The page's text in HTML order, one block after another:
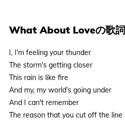
What About Loveの歌詞
I, I'm feeling your thunder
The storm's getting closer
This rain is like fire
And my, my world's going under
And I can't remember
The reason that you cut off the line